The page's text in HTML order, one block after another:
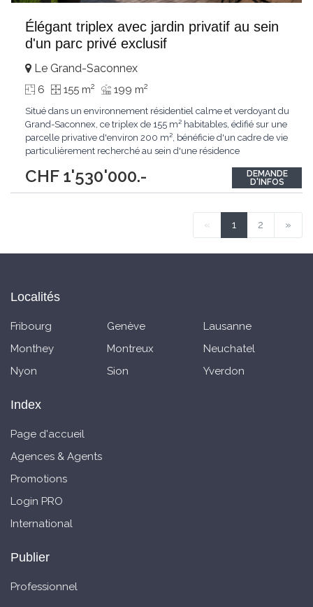
Élégant triplex avec jardin privatif au sein
d'un parc privé exclusif
CHF 1'530'000.-
Le Grand-Saconnex
6 155 m2 199 m2
Situé dans un environnement résidentiel calme et verdoyant du
Grand-Saconnex, ce triplex de 155 m² habitables, édifié sur une
parcelle privative d'environ 200 m², bénéficie d'un cadre de vie
particulièrement recherché au sein d'une résidence
infrastructures communes comprennent un vaste parc arboré,
un terrain de pétanque ainsi qu'une...
DEMANDE
D'INFOS
« 1 2 »
Localités
Fribourg Genève
Lausanne
Monthey
Montreux
Neuchatel
Nyon
Sion Yverdon
Index
Page d'accueil
Agences & Agents
Promotions
Login PRO
International
Publier
Professionnel